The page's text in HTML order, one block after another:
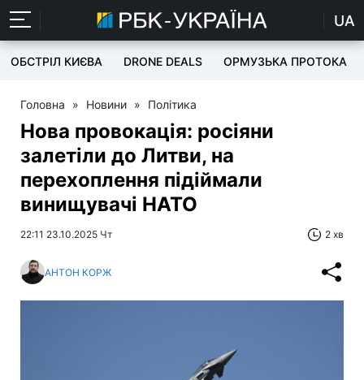
UA
ОБСТРІЛ КИЄВА DRONE DEALS ОРМУЗЬКА ПРОТОКА
Головна » Новини » Політика
Нова провокація: росіяни
залетіли до Литви, на
перехоплення підіймали
винищувачі НАТО
22:11 23.10.2025 Чт 2 хв
АНТОН КОРЖ